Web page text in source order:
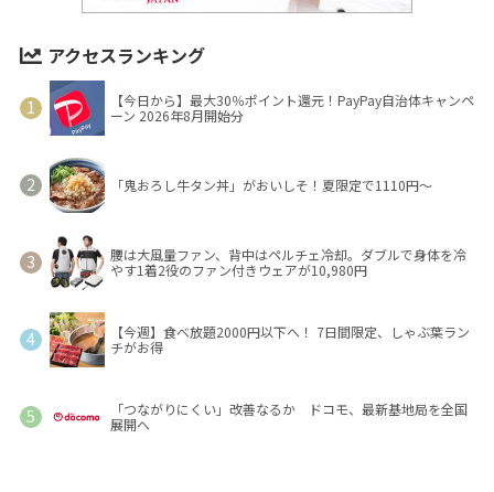
アクセスランキング
【今日から】最大30％ポイント還元！PayPay自治体キャンペ
ーン 2026年8月開始分
「鬼おろし牛タン丼」がおいしそ！夏限定で1110円～
腰は大風量ファン、背中はペルチェ冷却。ダブルで身体を冷
やす1着2役のファン付きウェアが10,980円
【今週】食べ放題2000円以下へ！ 7日間限定、しゃぶ葉ラン
チがお得
「つながりにくい」改善なるか ドコモ、最新基地局を全国
展開へ